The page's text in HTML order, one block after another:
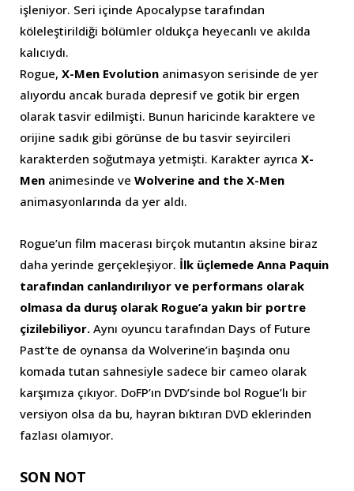
işleniyor. Seri içinde Apocalypse tarafından
köleleştirildiği bölümler oldukça heyecanlı ve akılda
kalıcıydı.
Rogue, X-Men Evolution animasyon serisinde de yer
alıyordu ancak burada depresif ve gotik bir ergen
olarak tasvir edilmişti. Bunun haricinde karaktere ve
orijine sadık gibi görünse de bu tasvir seyircileri
karakterden soğutmaya yetmişti. Karakter ayrıca X-
Men animesinde ve Wolverine and the X-Men
animasyonlarında da yer aldı.
Rogue’un film macerası birçok mutantın aksine biraz
daha yerinde gerçekleşiyor. İlk üçlemede Anna Paquin
tarafından canlandırılıyor ve performans olarak
olmasa da duruş olarak Rogue’a yakın bir portre
çizilebiliyor. Aynı oyuncu tarafından Days of Future
Past’te de oynansa da Wolverine’in başında onu
komada tutan sahnesiyle sadece bir cameo olarak
karşımıza çıkıyor. DoFP’ın DVD’sinde bol Rogue’lı bir
versiyon olsa da bu, hayran bıktıran DVD eklerinden
fazlası olamıyor.
SON NOT